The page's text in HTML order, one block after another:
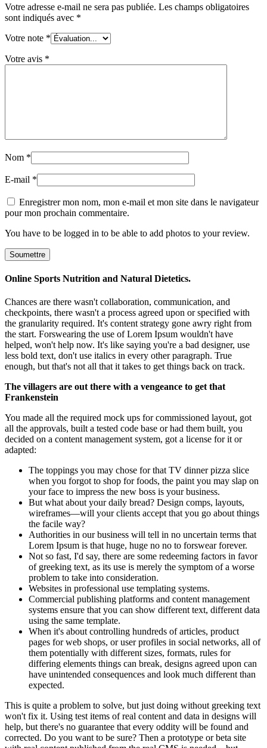
Votre adresse e-mail ne sera pas publiée. Les champs obligatoires
sont indiqués avec *
Votre note *
Votre avis *
Nom *
E-mail *
Enregistrer mon nom, mon e-mail et mon site dans le navigateur
pour mon prochain commentaire.
You have to be logged in to be able to add photos to your review.
Online Sports Nutrition and Natural Dietetics.
Chances are there wasn't collaboration, communication, and
checkpoints, there wasn't a process agreed upon or specified with
the granularity required. It's content strategy gone awry right from
the start. Forswearing the use of Lorem Ipsum wouldn't have
helped, won't help now. It's like saying you're a bad designer, use
less bold text, don't use italics in every other paragraph. True
enough, but that's not all that it takes to get things back on track.
The villagers are out there with a vengeance to get that
Frankenstein
You made all the required mock ups for commissioned layout, got
all the approvals, built a tested code base or had them built, you
decided on a content management system, got a license for it or
adapted:
The toppings you may chose for that TV dinner pizza slice
when you forgot to shop for foods, the paint you may slap on
your face to impress the new boss is your business.
But what about your daily bread? Design comps, layouts,
wireframes—will your clients accept that you go about things
the facile way?
Authorities in our business will tell in no uncertain terms that
Lorem Ipsum is that huge, huge no no to forswear forever.
Not so fast, I'd say, there are some redeeming factors in favor
of greeking text, as its use is merely the symptom of a worse
problem to take into consideration.
Websites in professional use templating systems.
Commercial publishing platforms and content management
systems ensure that you can show different text, different data
using the same template.
When it's about controlling hundreds of articles, product
pages for web shops, or user profiles in social networks, all of
them potentially with different sizes, formats, rules for
differing elements things can break, designs agreed upon can
have unintended consequences and look much different than
expected.
This is quite a problem to solve, but just doing without greeking text
won't fix it. Using test items of real content and data in designs will
help, but there's no guarantee that every oddity will be found and
corrected. Do you want to be sure? Then a prototype or beta site